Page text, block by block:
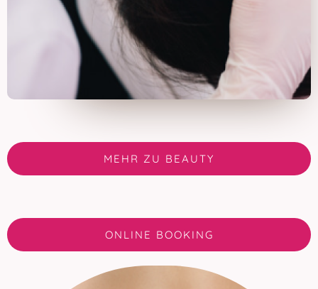
MEHR ZU BEAUTY
ONLINE BOOKING